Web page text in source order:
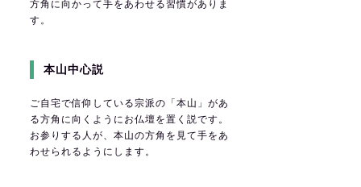
方角に向かって手をあわせる習慣がありま
す。
本山中心説
ご自宅で信仰している宗派の「本山」があ
る方角に向くようにお仏壇を置く説です。
お参りする人が、本山の方角を見て手をあ
わせられるようにします。